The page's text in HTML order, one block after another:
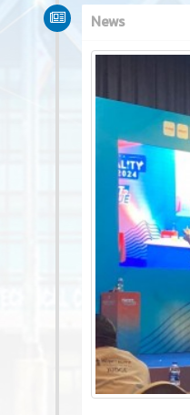
News